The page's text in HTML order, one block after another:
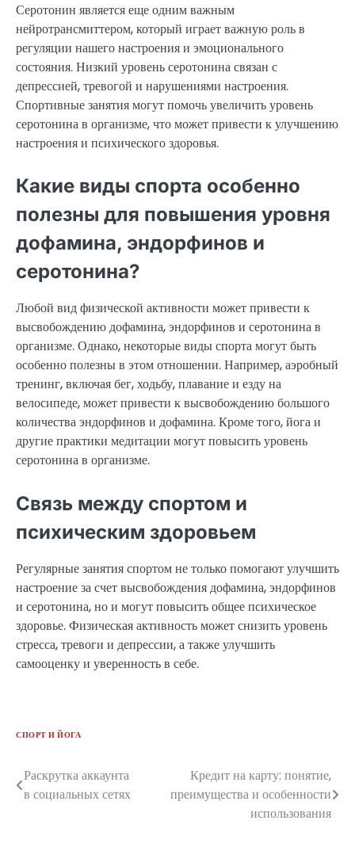
Серотонин является еще одним важным
нейротрансмиттером, который играет важную роль в
регуляции нашего настроения и эмоционального
состояния. Низкий уровень серотонина связан с
депрессией, тревогой и нарушениями настроения.
Спортивные занятия могут помочь увеличить уровень
серотонина в организме, что может привести к улучшению
настроения и психического здоровья.
Какие виды спорта особенно
полезны для повышения уровня
дофамина, эндорфинов и
серотонина?
Любой вид физической активности может привести к
высвобождению дофамина, эндорфинов и серотонина в
организме. Однако, некоторые виды спорта могут быть
особенно полезны в этом отношении. Например, аэробный
тренинг, включая бег, ходьбу, плавание и езду на
велосипеде, может привести к высвобождению большого
количества эндорфинов и дофамина. Кроме того, йога и
другие практики медитации могут повысить уровень
серотонина в организме.
Связь между спортом и
психическим здоровьем
Регулярные занятия спортом не только помогают улучшить
настроение за счет высвобождения дофамина, эндорфинов
и серотонина, но и могут повысить общее психическое
здоровье. Физическая активность может снизить уровень
стресса, тревоги и депрессии, а также улучшить
самооценку и уверенность в себе.
СПОРТ И ЙОГА
Навигация
Раскрутка аккаунта
в социальных сетях
Кредит на карту: понятие,
преимущества и особенности
использования